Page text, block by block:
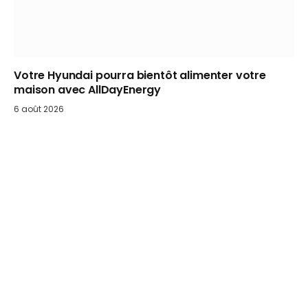
Votre Hyundai pourra bientôt alimenter votre
maison avec AllDayEnergy
6 août 2026